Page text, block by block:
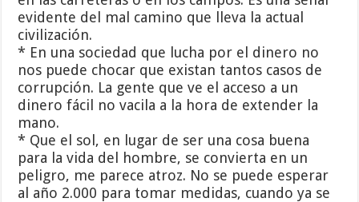
evidente del mal camino que lleva la actual
civilización.
* En una sociedad que lucha por el dinero no
nos puede chocar que existan tantos casos de
corrupción. La gente que ve el acceso a un
dinero fácil no vacila a la hora de extender la
mano.
* Que el sol, en lugar de ser una cosa buena
para la vida del hombre, se convierta en un
peligro, me parece atroz. No se puede esperar
al año 2.000 para tomar medidas, cuando ya se